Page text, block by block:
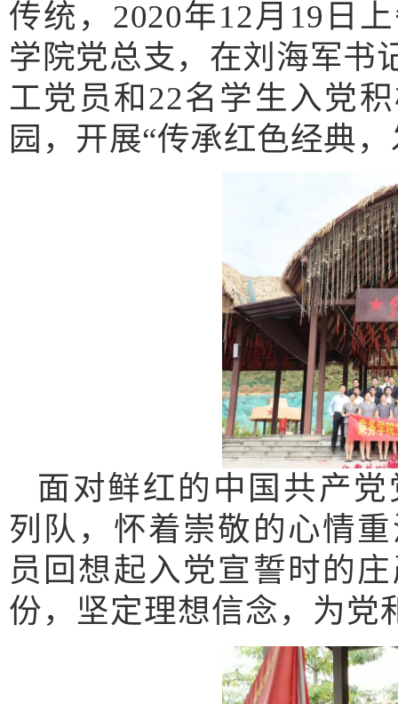
传统，2020年12月19日
学院党总支，在刘海军书
工党员和22名学生入党
园，开展“传承红色经典
面对鲜红的中国共产
列队，怀着崇敬的心情
员回想起入党宣誓时的
份，坚定理想信念，为党